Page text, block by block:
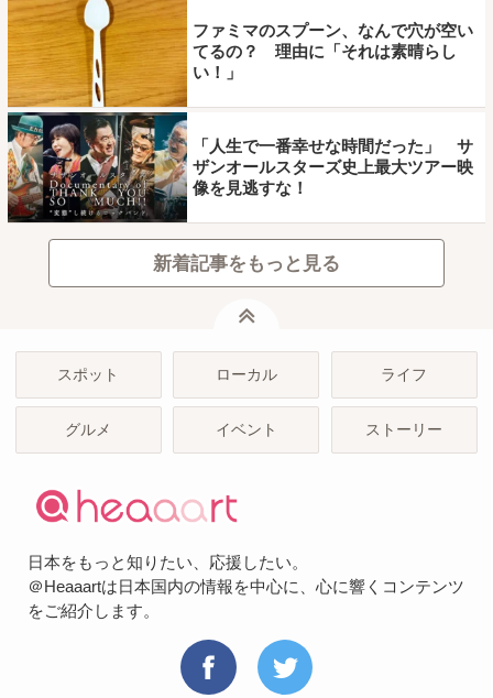
ファミマのスプーン、なんで穴が空い
てるの？ 理由に「それは素晴らし
い！」
「人生で一番幸せな時間だった」 サ
ザンオールスターズ史上最大ツアー映
像を見逃すな！
新着記事をもっと見る
スポット ローカル ライフ
グルメ イベント ストーリー
日本をもっと知りたい、応援したい。
＠Heaaartは日本国内の情報を中心に、心に響くコンテンツ
をご紹介します。